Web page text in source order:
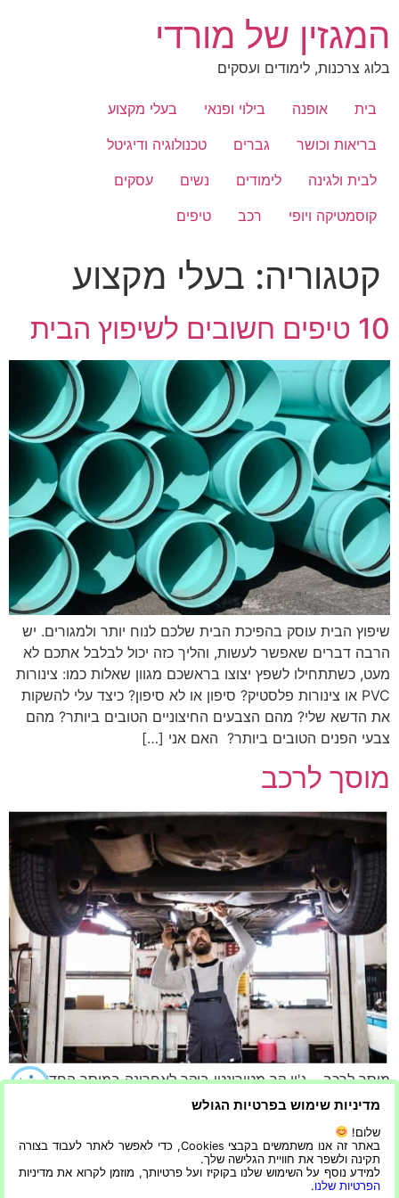
לתוכן
המגזין של מורדי
בלוג צרכנות, לימודים ועסקים
בית אופנה בילוי ופנאי
בעלי מקצוע
בריאות וכושר
גברים
טכנולוגיה ודיגיטל
לבית ולגינה
לימודים נשים
עסקים
קוסמטיקה ויופי
רכב טיפים
קטגוריה: בעלי מקצוע
10 טיפים חשובים לשיפוץ הבית
שיפוץ הבית עוסק בהפיכת הבית שלכם לנוח יותר ולמגורים. יש
הרבה דברים שאפשר לעשות, והליך כזה יכול לבלבל אתכם לא
מעט, כשתתחילו לשפץ יצוצו בראשכם מגוון שאלות כמו: צינורות
PVC או צינורות פלסטיק? סיפון או לא סיפון? כיצד עלי להשקות
את הדשא שלי? מהם הצבעים החיצוניים הטובים ביותר? מהם
צבעי הפנים הטובים ביותר? האם אני […]
מוסך לרכב
מוסך לרכב – ג'יי קר מטורונטו ביקר לאחרונה במוסך החדש שלו,
אותו השאיר מרשים למדי. ברחבי צפון אמריקה, מוסכים בכל
חולקים כמה מידות סטנדרטיות למוסך, כולל רוחב דלת המוסך,
גובה וגודל עבור מוסך יחיד. דלתות המוסך צריכות להיות ברוחב
מדיניות שימוש בפרטיות הגולש
שלום!
באתר זה אנו משתמשים בקבצי Cookies, כדי לאפשר לאתר לעבוד בצורה
תקינה ולשפר את חוויית הגלישה שלך.
למידע נוסף על השימוש שלנו בקוקיז ועל פרטיותך, מוזמן לקרוא את מדיניות
הפרטיות שלנו.